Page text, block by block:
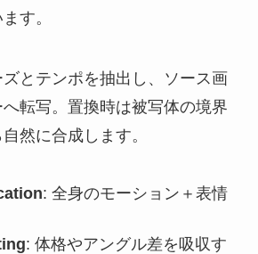
す。
とテンポを抽出し、ソース画
転写。置換時は被写体の境界
然に合成します。
: 全身のモーション＋表情
: 体格やアングル差を吸収す